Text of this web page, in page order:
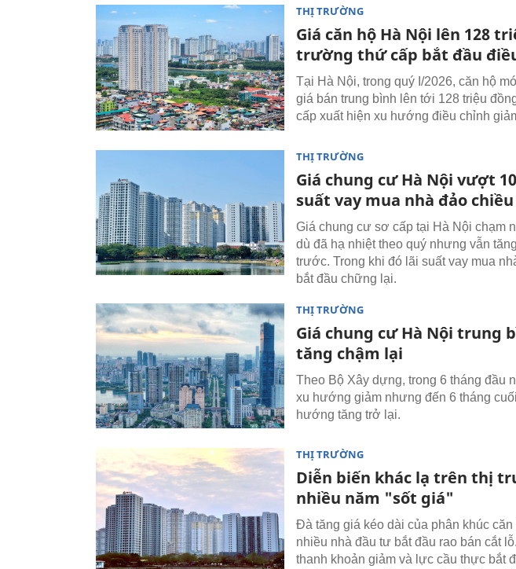
THỊ TRƯỜNG
Giá căn hộ Hà Nội lên 128
trường thứ cấp bắt đầu
Tại Hà Nội, trong quý I/2026, căn hộ
giá bán trung bình lên tới 128 triệu
cấp xuất hiện xu hướng điều chỉnh
THỊ TRƯỜNG
Giá chung cư Hà Nội vượt
suất vay mua nhà đảo
Giá chung cư sơ cấp tại Hà Nội chạm
dù đã hạ nhiệt theo quý nhưng vẫn
trước. Trong khi đó lãi suất vay mua
bắt đầu chững lại.
THỊ TRƯỜNG
Giá chung cư Hà Nội trung
tăng chậm lại
Theo Bộ Xây dựng, trong 6 tháng đầu
xu hướng giảm nhưng đến 6 tháng
hướng tăng trở lại.
THỊ TRƯỜNG
Diễn biến khác lạ trên thị
nhiều năm "sốt giá"
Đà tăng giá kéo dài của phân khúc
nhiều nhà đầu tư bắt đầu rao bán cắt
thanh khoản giảm và lực cầu thực bắt